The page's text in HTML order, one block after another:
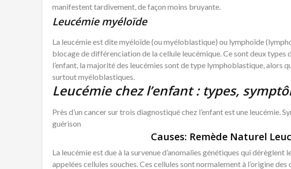
manifestent tardivement, de façon moins bruyante.
Leucémie myéloïde
La leucémie est dite myéloïde (ou myéloblastique) ou lymphoïde
blocage de différenciation de la cellule leucémique. Ce sont deux types
l’enfant, la majorité des leucémies sont de type lymphoblastique, alors
surtout myéloblastiques.
Leucémie chez l’enfant : types,
Près d’un cancer sur trois diagnostiqué chez l’enfant est une leucémie.
guérison
Causes: Remède Naturel
La leucémie est due à la survenue d’anomalies génétiques qui dérèglent
appelées cellules souches. Ces cellules sont normalement à l’origine